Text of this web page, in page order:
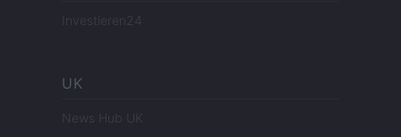
Investieren24
UK
News Hub UK